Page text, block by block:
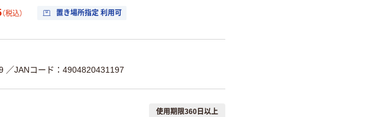
（税込） 置き場所指定 利用可
／JANコード：4904820431197
使用期限360日以上